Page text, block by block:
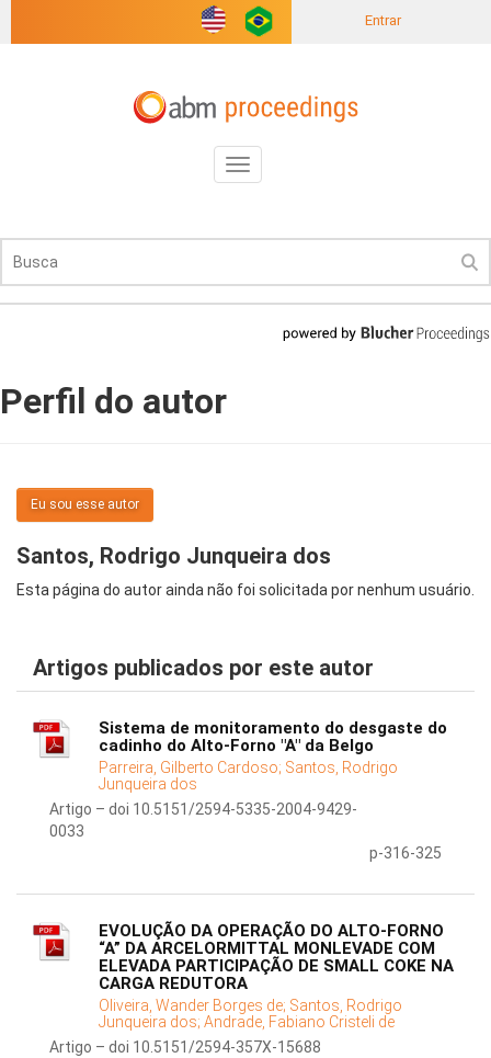
Entrar
Toggle
navigation
Perfil do autor
Eu sou esse autor
Santos, Rodrigo Junqueira dos
Esta página do autor ainda não foi solicitada por nenhum usuário.
Artigos publicados por este autor
Sistema de monitoramento do desgaste do
cadinho do Alto-Forno "A" da Belgo
Parreira, Gilberto Cardoso; Santos, Rodrigo
Junqueira dos
Artigo – doi 10.5151/2594-5335-2004-9429-
0033
p-316-325
EVOLUÇÃO DA OPERAÇÃO DO ALTO-FORNO
“A” DA ARCELORMITTAL MONLEVADE COM
ELEVADA PARTICIPAÇÃO DE SMALL COKE NA
CARGA REDUTORA
Oliveira, Wander Borges de; Santos, Rodrigo
Junqueira dos; Andrade, Fabiano Cristeli de
Artigo – doi 10.5151/2594-357X-15688